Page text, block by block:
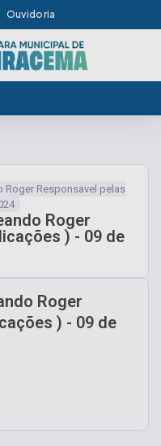
Ouvidoria
Roger Responsavel pelas
Roger
) - 09 de
Roger
) - 09 de